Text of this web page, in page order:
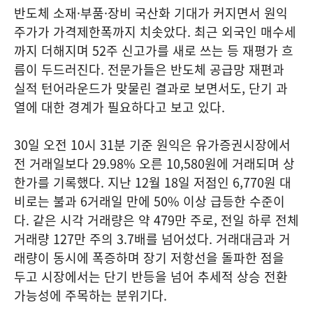
반도체 소재·부품·장비 국산화 기대가 커지면서 원익
주가가 가격제한폭까지 치솟았다. 최근 외국인 매수세
까지 더해지며 52주 신고가를 새로 쓰는 등 재평가 흐
름이 두드러진다. 전문가들은 반도체 공급망 재편과
실적 턴어라운드가 맞물린 결과로 보면서도, 단기 과
열에 대한 경계가 필요하다고 보고 있다.
30일 오전 10시 31분 기준 원익은 유가증권시장에서
전 거래일보다 29.98% 오른 10,580원에 거래되며 상
한가를 기록했다. 지난 12월 18일 저점인 6,770원 대
비로는 불과 6거래일 만에 50% 이상 급등한 수준이
다. 같은 시각 거래량은 약 479만 주로, 전일 하루 전체
거래량 127만 주의 3.7배를 넘어섰다. 거래대금과 거
래량이 동시에 폭증하며 장기 저항선을 돌파한 점을
두고 시장에서는 단기 반등을 넘어 추세적 상승 전환
가능성에 주목하는 분위기다.